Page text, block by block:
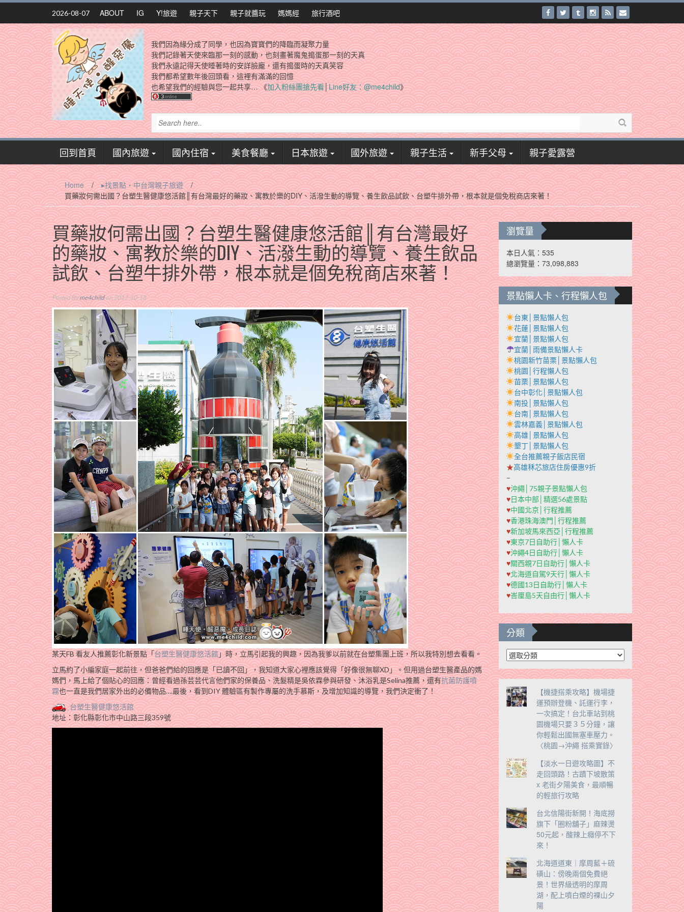
Skip
content
2026-08-07 ABOUT IG Y!旅遊 親子天下 親子就醬玩 媽媽經 旅行酒吧
我們因為緣分成了同學，也因為寶寶們的降臨而凝聚力量
我們記錄著天使來臨那一刻的感動，也刻畫著魔鬼搗蛋那一刻的天真
我們永遠記得天使睡著時的安詳臉龐，還有搗蛋時的天真笑容
我們都希望數年後回頭看，這裡有滿滿的回憶
也希望我們的經驗與您一起共享… 《加入粉絲團搶先看│Line好友：@me4child》
回到首頁 國內旅遊 國內住宿 美食餐廳 日本旅遊 國外旅遊 親子生活 新手父母 親子愛露營
Home / ▸找景點‧中台灣親子旅遊
/
買藥妝何需出國？台塑生醫健康悠活館║有台灣最好的藥妝、寓教於樂的DIY、活潑生動的導覽、養生飲品試飲、台塑牛排外帶，根本就是個免稅商店來著！
買藥妝何需出國？台塑生醫健康悠活館║有台灣最好
的藥妝、寓教於樂的DIY、活潑生動的導覽、養生飲品
試飲、台塑牛排外帶，根本就是個免稅商店來著！
Posted Byme4childon 2017-10-18
某天FB 看友人推薦彰化新景點「台塑生醫健康悠活館」時，立馬引起我的興趣，因為我爹以前就在台塑集團上班，所以我特別想去看看。
立馬約了小編家庭一起前往，但爸爸們給的回應是「已讀不回」，我知道大家心裡應該覺得「好像很無聊XD」。但用過台塑生醫產品的媽
媽們，馬上給了個貼心的回應：曾經看過孫芸芸代言他們家的保養品、洗髮精是吳依霖參與研發、沐浴乳是Selina推薦，還有抗菌防護噴
霧也一直是我們居家外出的必備物品….最後，看到DIY 體驗區有製作專屬的洗手慕斯，及增加知識的導覽，我們決定衝了！
台塑生醫健康悠活館
地址：彰化縣彰化市中山路三段359號
瀏覽量
本日人氣：535
總瀏覽量：73,098,883
景點懶人卡、行程懶人包
台東│景點懶人包
花蓮│景點懶人包
宜蘭│景點懶人包
宜蘭│雨備景點懶人卡
桃園新竹苗栗│景點懶人包
桃園│行程懶人包
苗栗│景點懶人包
台中彰化│景點懶人包
南投│景點懶人包
台南│景點懶人包
雲林嘉義│景點懶人包
高雄│景點懶人包
墾丁│景點懶人包
全台推薦親子飯店民宿
★高雄秝芯旅店住房優惠9折
–
♥沖繩│75親子景點懶人包
♥日本中部│精選56處景點
♥中國北京│行程推薦
♥香港珠海澳門│行程推薦
♥新加坡馬來西亞│行程推薦
♥東京7日自助行│懶人卡
♥沖繩4日自助行│懶人卡
♥關西親7日自助行│懶人卡
♥北海道自駕9天行│懶人卡
♥德國13日自助行│懶人卡
♥峇厘島5天自由行│懶人卡
分類
分
類
【機捷搭乘攻略】機場捷
運預辦登機、託運行李，
一次搞定！台北車站到桃
園機場只要３５分鐘，讓
你輕鬆出國無塞車壓力。
〈桃園→沖繩 搭乘實錄〉
【淡水一日遊攻略圖】不
走回頭路！古蹟下坡散策
x 老街夕陽美食，最順暢
的輕旅行攻略
台北信陽街新開！海底撈
旗下「圈粉舖子」麻辣燙
50元起，酸辣上癮停不下
來！
北海道道東｜摩周藍＋硫
磺山：傍晚兩個免費絕
景！世界級透明的摩周
湖，配上噴白煙的裸山夕
陽